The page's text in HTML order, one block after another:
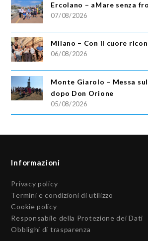
Ercolano – aMare senza
07/08/2026
Milano – Con il cuore
06/08/2026
Monte Giarolo – Messa
dopo Don Orione
05/08/2026
Informazioni
Privacy policy
Termini e condizioni di utilizzo
Cookie policy
Responsabile della Protezione dei Dati
Obblighi di trasparenza